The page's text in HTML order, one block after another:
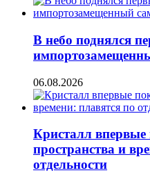
В небо поднялся
06.08.2026
Кристалл впервые
пространства и
отдельности